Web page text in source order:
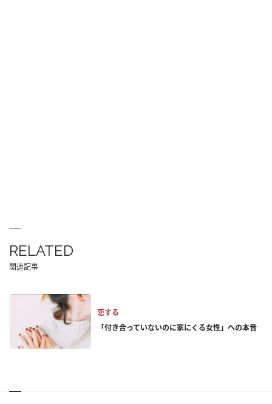
RELATED
関連記事
恋する
「付き合っていないのに家にくる女性」への本音